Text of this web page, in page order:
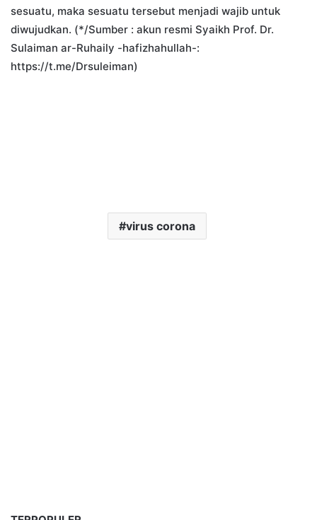
sesuatu, maka sesuatu tersebut menjadi wajib untuk
diwujudkan. (*/Sumber : akun resmi Syaikh Prof. Dr.
Sulaiman ar-Ruhaily -hafizhahullah-:
https://t.me/Drsuleiman)
virus corona